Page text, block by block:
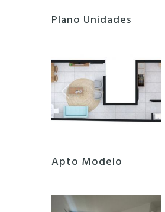
Plano Unidades
Apto Modelo